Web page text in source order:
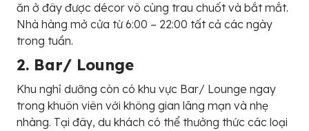
ăn ở đây được décor vô cùng trau chuốt và bắt mắt.
Nhà hàng mở cửa từ 6:00 – 22:00 tất cả các ngày
trong tuần.
2. Bar/ Lounge
Khu nghỉ dưỡng còn có khu vực Bar/ Lounge ngay
trong khuôn viên với không gian lãng mạn và nhẹ
nhàng. Tại đây, du khách có thể thưởng thức các loại